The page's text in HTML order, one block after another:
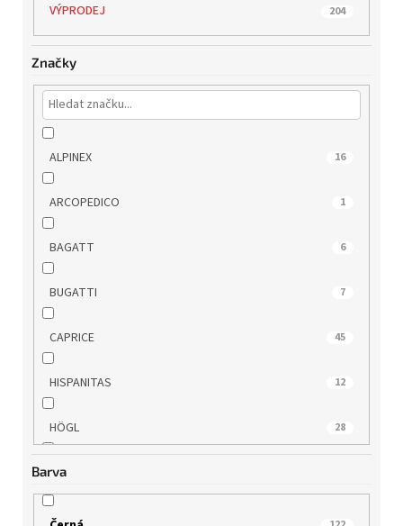
VÝPRODEJ 204
Značky
ALPINEX 16
ARCOPEDICO 1
BAGATT 6
BUGATTI 7
CAPRICE 45
HISPANITAS 12
HÖGL 28
IMAC
JANA 4
Barva